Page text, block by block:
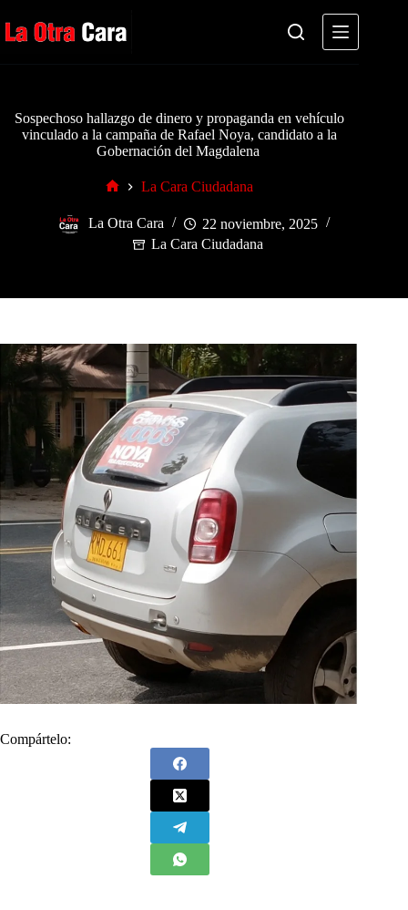
al
contenido
Sospechoso hallazgo de dinero y propaganda en vehículo
vinculado a la campaña de Rafael Noya, candidato a la
Gobernación del Magdalena
La Cara Ciudadana
La Otra Cara
22 noviembre, 2025
La Cara Ciudadana
Compártelo: